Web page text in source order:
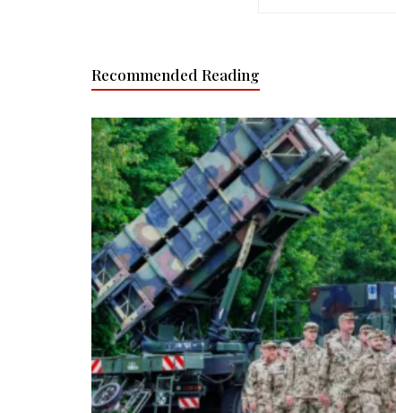
Recommended Reading